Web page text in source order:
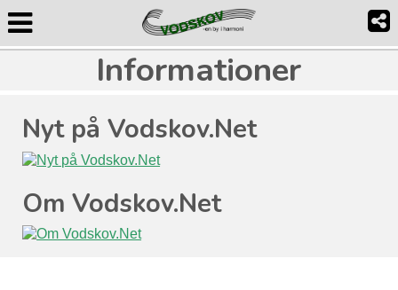
Informationer
Nyt på Vodskov.Net
Om Vodskov.Net